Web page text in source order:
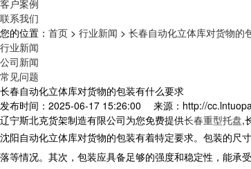
客户案例
联系我们
您的位置： 首页 > 行业新闻 > 长春自动化立体库对货物的
行业新闻
公司新闻
常见问题
长春自动化立体库对货物的包装有什么要求
发布时间：2025-06-17 15:26:00
来源：http://
辽宁斯北克货架制造有限公司为您免费提供长春重型托盘,
沈阳自动化立体库对货物的包装有着特定要求。包装的尺
落等情况。其次，包装应具备足够的强度和稳定性，能承